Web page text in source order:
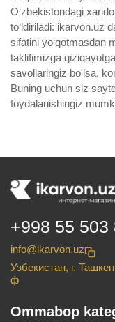
O‘zbekistondagi
to‘ldiriladi: ikarvon.uz
sifatini yo‘qotmasdan
taklifimizga
savollaringiz bo'lsa,
Buning uchun siz
foydalanishingiz
+998 55 503
info@ikarvon.uz
Узбекистан, г.
ф
Ommabop